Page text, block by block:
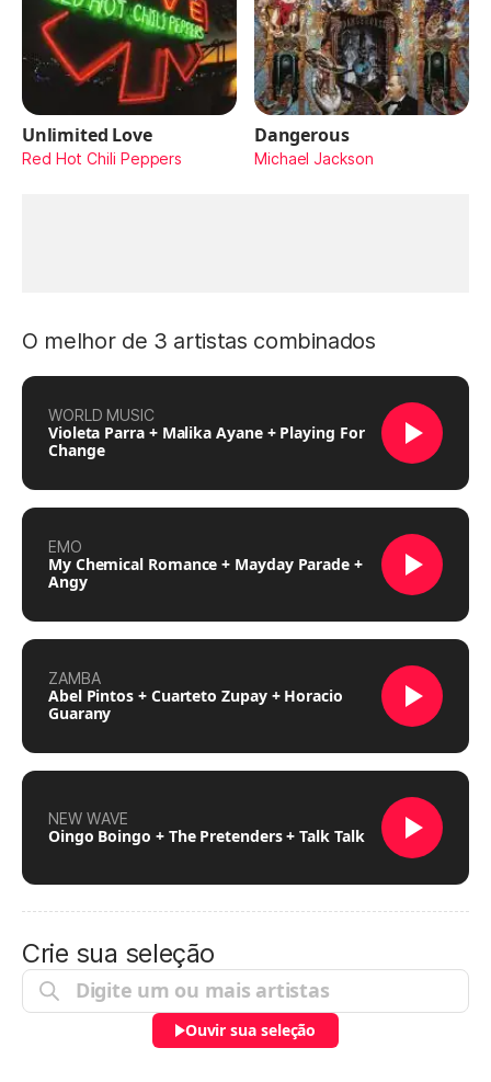
Unlimited Love
Red Hot Chili Peppers
Dangerous
Michael Jackson
O melhor de 3 artistas combinados
WORLD MUSIC
Violeta Parra + Malika Ayane + Playing For
Change
EMO
My Chemical Romance + Mayday Parade +
Angy
ZAMBA
Abel Pintos + Cuarteto Zupay + Horacio
Guarany
NEW WAVE
Oingo Boingo + The Pretenders + Talk Talk
Crie sua seleção
Ouvir sua seleção